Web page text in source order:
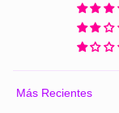
Sort by